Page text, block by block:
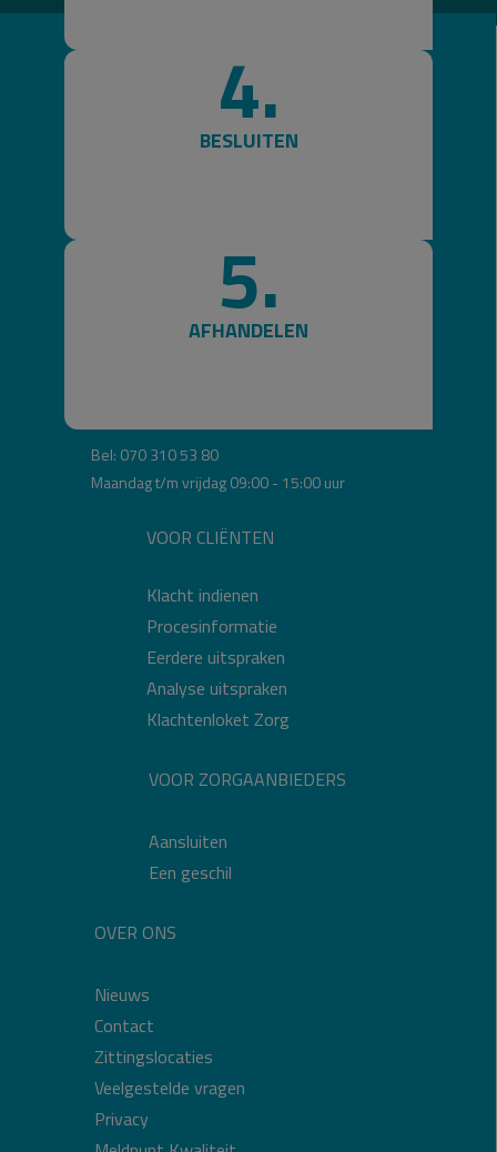
4.
BESLUITEN
5.
AFHANDELEN
CONTACTGEGEVENS
Bel: 070 310 53 80
Maandag t/m vrijdag 09:00 - 15:00 uur
VOOR CLIËNTEN
Klacht indienen
Procesinformatie
Eerdere uitspraken
Analyse uitspraken
Klachtenloket Zorg
VOOR ZORGAANBIEDERS
Aansluiten
Een geschil
OVER ONS
Nieuws
Contact
Zittingslocaties
Veelgestelde vragen
Privacy